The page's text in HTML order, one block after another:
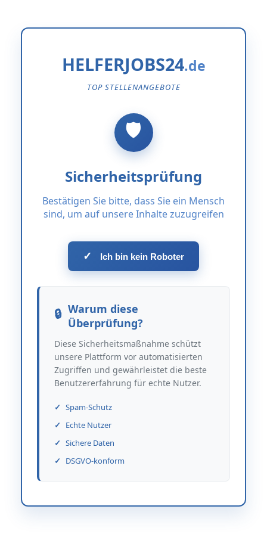
HELFERJOBS24
TOP STELLENANGEBOTE
Sicherheitsprüfung
Bestätigen Sie bitte, dass Sie ein Mensch
sind, um auf unsere Inhalte zuzugreifen
✓ Ich bin kein Roboter
Warum diese
Überprüfung?
Diese Sicherheitsmaßnahme schützt
unsere Plattform vor automatisierten
Zugriffen und gewährleistet die beste
Benutzererfahrung für echte Nutzer.
Spam-Schutz
Echte Nutzer
Sichere Daten
DSGVO-konform